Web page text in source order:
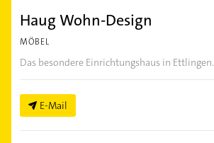
Haug Wohn-Design
MÖBEL
Das besondere Einrichtungshaus in Ettlingen.
E-Mail